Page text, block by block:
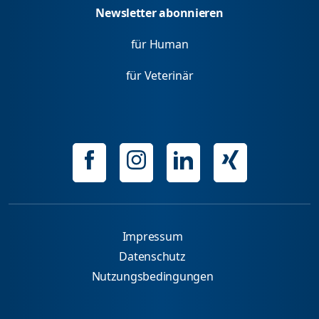
Newsletter abonnieren
für Human
für Veterinär
Impressum
Datenschutz
Nutzungsbedingungen